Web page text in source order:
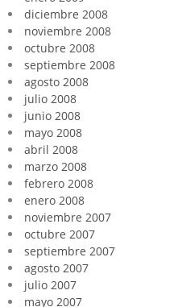
diciembre 2008
noviembre 2008
octubre 2008
septiembre 2008
agosto 2008
julio 2008
junio 2008
mayo 2008
abril 2008
marzo 2008
febrero 2008
enero 2008
noviembre 2007
octubre 2007
septiembre 2007
agosto 2007
julio 2007
mayo 2007